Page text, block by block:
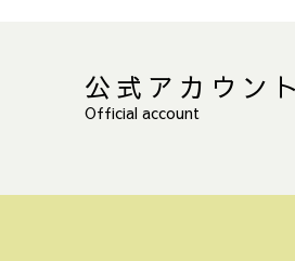
公式アカウント
Official account